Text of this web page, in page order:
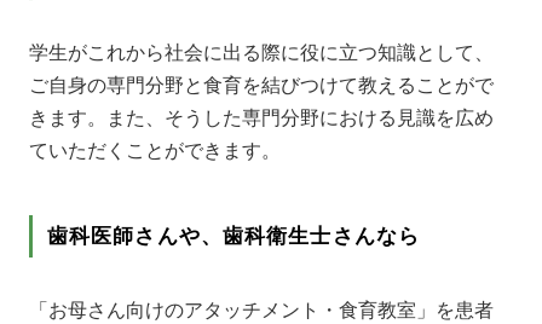
学生がこれから社会に出る際に役に立つ知識として、
ご自身の専門分野と食育を結びつけて教えることがで
きます。また、そうした専門分野における見識を広め
ていただくことができます。
歯科医師さんや、歯科衛生士さんなら
「お母さん向けのアタッチメント・食育教室」を患者